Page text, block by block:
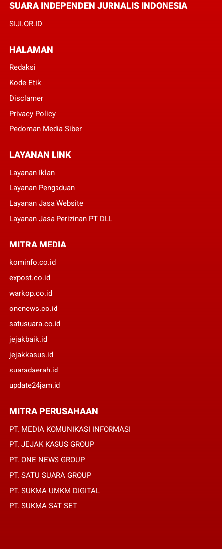
SUARA INDEPENDEN JURNALIS INDONESIA
SIJI.OR.ID
HALAMAN
Redaksi
Kode Etik
Disclamer
Privacy Policy
Pedoman Media Siber
LAYANAN LINK
Layanan Iklan
Layanan Pengaduan
Layanan Jasa Website
Layanan Jasa Perizinan PT DLL
MITRA MEDIA
kominfo.co.id
expost.co.id
warkop.co.id
onenews.co.id
satusuara.co.id
jejakbaik.id
jejakkasus.id
suaradaerah.id
update24jam.id
MITRA PERUSAHAAN
PT. MEDIA KOMUNIKASI INFORMASI
PT. JEJAK KASUS GROUP
PT. ONE NEWS GROUP
PT. SATU SUARA GROUP
PT. SUKMA UMKM DIGITAL
PT. SUKMA SAT SET